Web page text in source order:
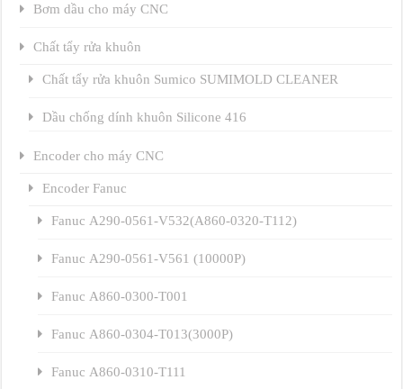
Bơm dầu cho máy CNC
Chất tẩy rửa khuôn
Chất tẩy rửa khuôn Sumico SUMIMOLD CLEANER
Dầu chống dính khuôn Silicone 416
Encoder cho máy CNC
Encoder Fanuc
Fanuc A290-0561-V532(A860-0320-T112)
Fanuc A290-0561-V561 (10000P)
Fanuc A860-0300-T001
Fanuc A860-0304-T013(3000P)
Fanuc A860-0310-T111